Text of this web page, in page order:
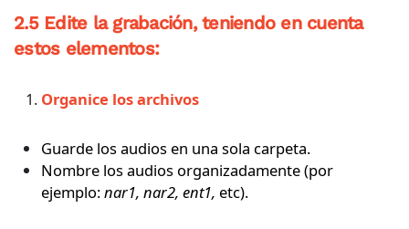
2.5 Edite la grabación, teniendo en cuenta
estos elementos:
Organice los archivos
Guarde los audios en una sola carpeta.
Nombre los audios organizadamente (por
ejemplo:nar1, nar2, ent1, etc).